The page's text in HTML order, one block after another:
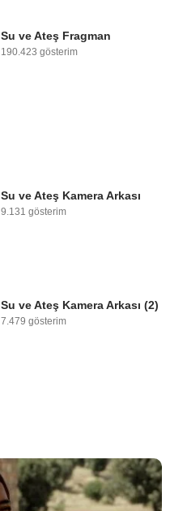
Su ve Ateş Fragman
190.423 gösterim
Su ve Ateş Kamera Arkası
9.131 gösterim
Su ve Ateş Kamera Arkası (2)
7.479 gösterim